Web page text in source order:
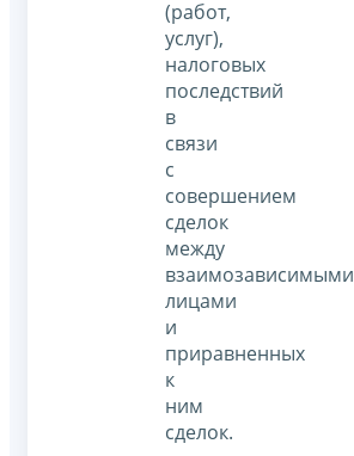
(работ,
услуг),
налоговых
последствий
в
связи
с
совершением
сделок
между
взаимозависимыми
лицами
и
приравненных
к
ним
сделок.